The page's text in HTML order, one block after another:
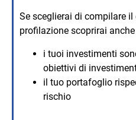
Se sceglierai di compilare
profilazione scoprirai anche
i tuoi investimenti
obiettivi di
il tuo portafoglio
rischio